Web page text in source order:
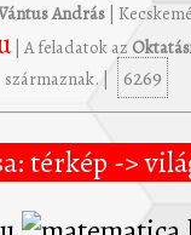
András |
| A feladatok az
származnak. |
6269
térkép ->